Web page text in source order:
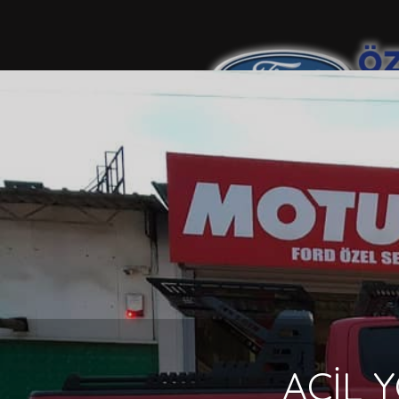
Welcome to WordPress. This is your first post. Edit or
1Yorum Yeni Yorum
ACİL